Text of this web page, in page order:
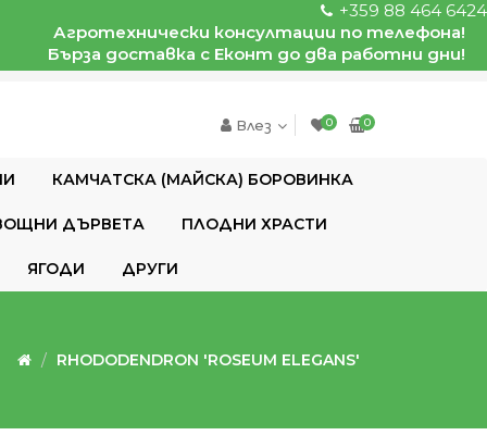
+359 88 464 6424
Агротехнически консултации по телефона!
Бърза доставка с Еконт до два работни дни!
0
Влез 0
КАМЧАТСКА (МАЙСКА) БОРОВИНКА
ДЪРВЕТА ПЛОДНИ ХРАСТИ
ЯГОДИ ДРУГИ
RHODODENDRON 'ROSEUM ELEGANS'